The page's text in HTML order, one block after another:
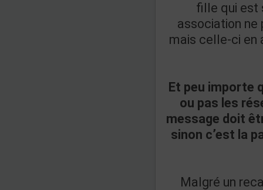
fille qui est
association ne
mais celle-ci en
Et peu importe
ou pas les
message doit
sinon c’est la
Malgré un